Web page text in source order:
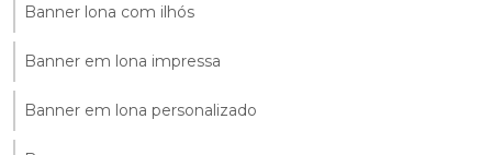
Banner lona com ilhós
Banner em lona impressa
Banner em lona personalizado